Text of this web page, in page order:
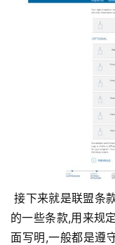
接下来就是联盟条款的选择,这个就主要是联盟运营过程中
的一些条款,用来规
面写明,一般都是遵